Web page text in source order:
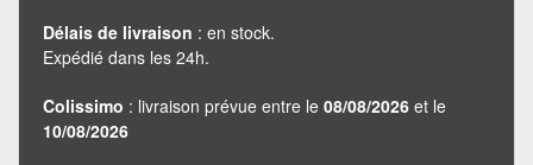
Délais de livraison : en stock.
Expédié dans les 24h.
Colissimo : livraison prévue entre le 08/08/2026 et le
10/08/2026